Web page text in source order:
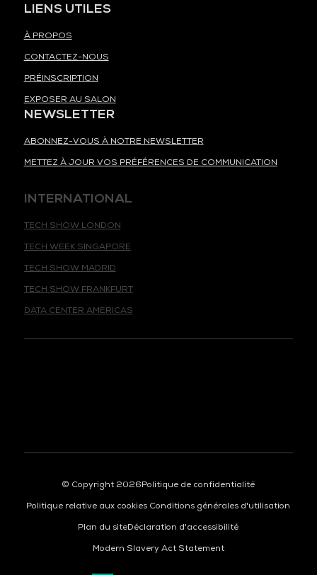
LIENS UTILES
À PROPOS
CONTACTEZ-NOUS
PRÉINSCRIPTION
EXPOSER AU SALON
NEWSLETTER
ABONNEZ-VOUS À NOTRE NEWSLETTER
METTEZ À JOUR VOS PRÉFÉRENCES DE COMMUNICATION
TECH WEEK SINGAPORE
TECH SHOW MADRID
TECH SHOW FRANKFURT
DATA CENTER AMERICAS
© Copyright 2026Politique de confidentialité
Politique relative aux cookies Conditions générales d'utilisation
Plan du siteDéclaration d'accessibilité
Modern Slavery Act Statement